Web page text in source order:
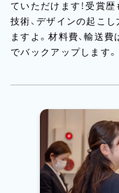
ていただけます！受賞
技術、デザインの起こ
ますよ。材料費、輸送
でバックアップします。